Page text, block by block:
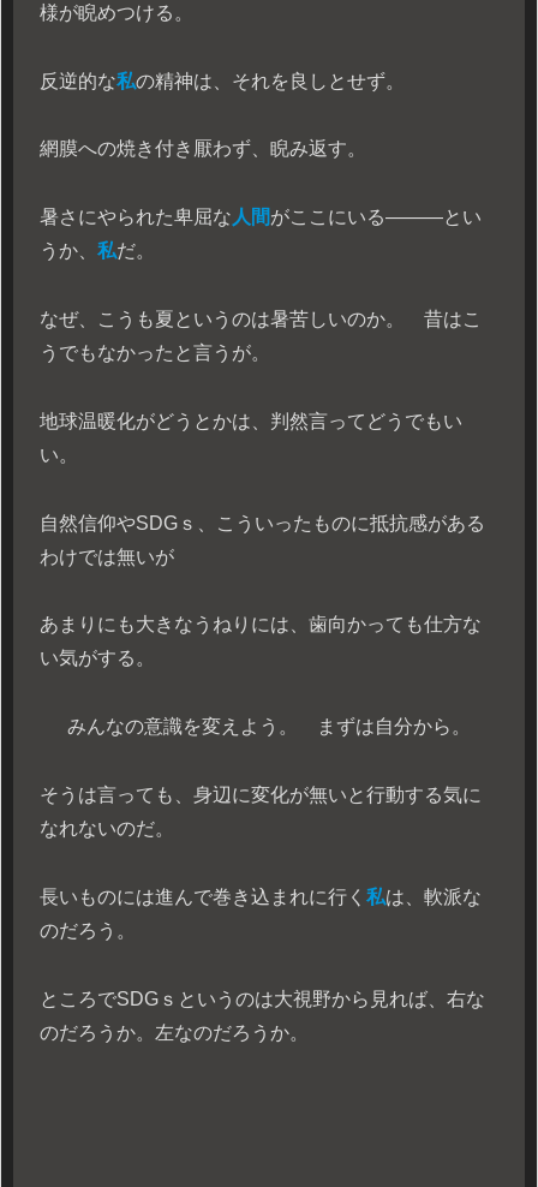
様が睨めつける。
反逆的な私の精神は、それを良しとせず。
網膜への焼き付き厭わず、睨み返す。
暑さにやられた卑屈な 人間がここにいる―――とい
うか、 私だ。
なぜ、こうも夏というのは暑苦しいのか。 昔はこ
うでもなかったと言うが。
地球温暖化がどうとかは、判然言ってどうでもい
い。
自然信仰やSDGｓ、こういったものに抵抗感がある
わけでは無いが
あまりにも大きなうねりには、歯向かっても仕方な
い気がする。
みんなの意識を変えよう。 まずは自分から。
そうは言っても、身辺に変化が無いと行動する気に
なれないのだ。
長いものには進んで巻き込まれに行く 私は、軟派な
のだろう。
ところでSDGｓというのは大視野から見れば、右な
のだろうか。左なのだろうか。